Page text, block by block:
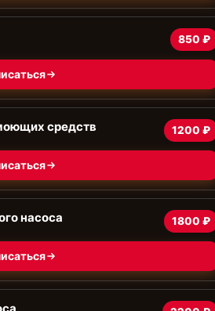
850 ₽
средств 1200 ₽
насоса 1800 ₽